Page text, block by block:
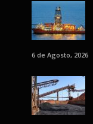
6 de Agosto, 2026